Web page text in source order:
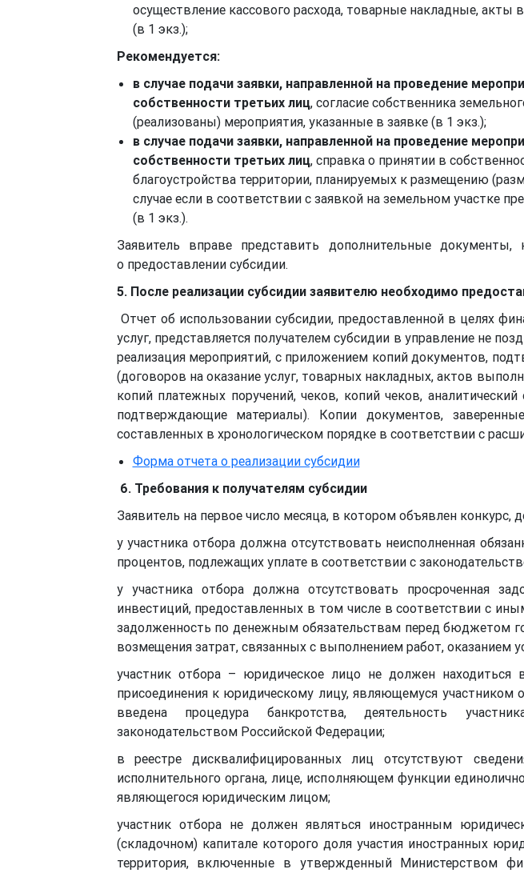
осуществление кассового расхода, товарные накладные,
(в 1 экз.);
Рекомендуется:
в случае подачи заявки, направленной на проведение
собственности третьих лиц, согласие собственника
(реализованы) мероприятия, указанные в заявке (в 1 экз.);
в случае подачи заявки, направленной на проведение
собственности третьих лиц, справка о принятии в
благоустройства территории, планируемых к размещению
случае если в соответствии с заявкой на земельном участке
(в 1 экз.).
Заявитель вправе представить дополнительные
о предоставлении субсидии.
5. После реализации субсидии заявителю необходимо
Отчет об использовании субсидии, предоставленной в целях
услуг, представляется получателем субсидии в управление не
реализация мероприятий, с приложением копий документов,
(договоров на оказание услуг, товарных накладных, актов
копий платежных поручений, чеков, копий чеков,
подтверждающие материалы). Копии документов,
составленных в хронологическом порядке в соответствии с
Форма отчета о реализации субсидии
6. Требования к получателям субсидии
Заявитель на первое число месяца, в котором объявлен
у участника отбора должна отсутствовать неисполненная
процентов, подлежащих уплате в соответствии с
у участника отбора должна отсутствовать просроченная
инвестиций, предоставленных в том числе в соответствии с
задолженность по денежным обязательствам перед бюджетом
возмещения затрат, связанных с выполнением работ, оказанием
участник отбора – юридическое лицо не должен находиться
присоединения к юридическому лицу, являющемуся участником
введена процедура банкротства, деятельность
законодательством Российской Федерации;
в реестре дисквалифицированных лиц отсутствуют
исполнительного органа, лице, исполняющем функции
являющегося юридическим лицом;
участник отбора не должен являться иностранным
(складочном) капитале которого доля участия иностранных
территория, включенные в утвержденный Министерством